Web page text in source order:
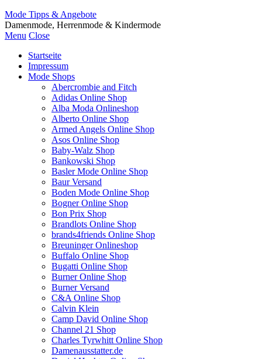
Mode Tipps & Angebote
Damenmode, Herrenmode & Kindermode
Menu Close
Startseite
Impressum
Mode Shops
Abercrombie and Fitch
Adidas Online Shop
Alba Moda Onlineshop
Alberto Online Shop
Armed Angels Online Shop
Asos Online Shop
Baby-Walz Shop
Bankowski Shop
Basler Mode Online Shop
Baur Versand
Boden Mode Online Shop
Bogner Online Shop
Bon Prix Shop
Brandlots Online Shop
brands4friends Online Shop
Breuninger Onlineshop
Buffalo Online Shop
Bugatti Online Shop
Burner Online Shop
Burner Versand
C&A Online Shop
Calvin Klein
Camp David Online Shop
Channel 21 Shop
Charles Tyrwhitt Online Shop
Damenausstatter.de